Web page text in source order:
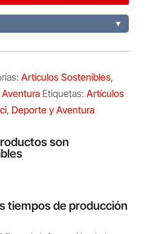
▼
Artículos Sostenibles,
Etiquetas: Artículos
, Deporte y Aventura
son
tiempos de producción